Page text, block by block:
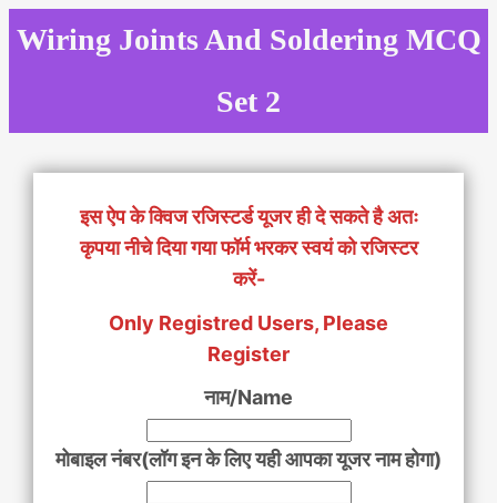
to
Wiring Joints And Soldering MCQ
Set 2
इस ऐप के क्विज रजिस्टर्ड यूजर ही दे सकते है अतः
कृपया नीचे दिया गया फॉर्म भरकर स्वयं को रजिस्टर
करें-
Only Registred Users, Please
Register
नाम/Name
मोबाइल नंबर(लॉग इन के लिए यही आपका यूजर नाम होगा)